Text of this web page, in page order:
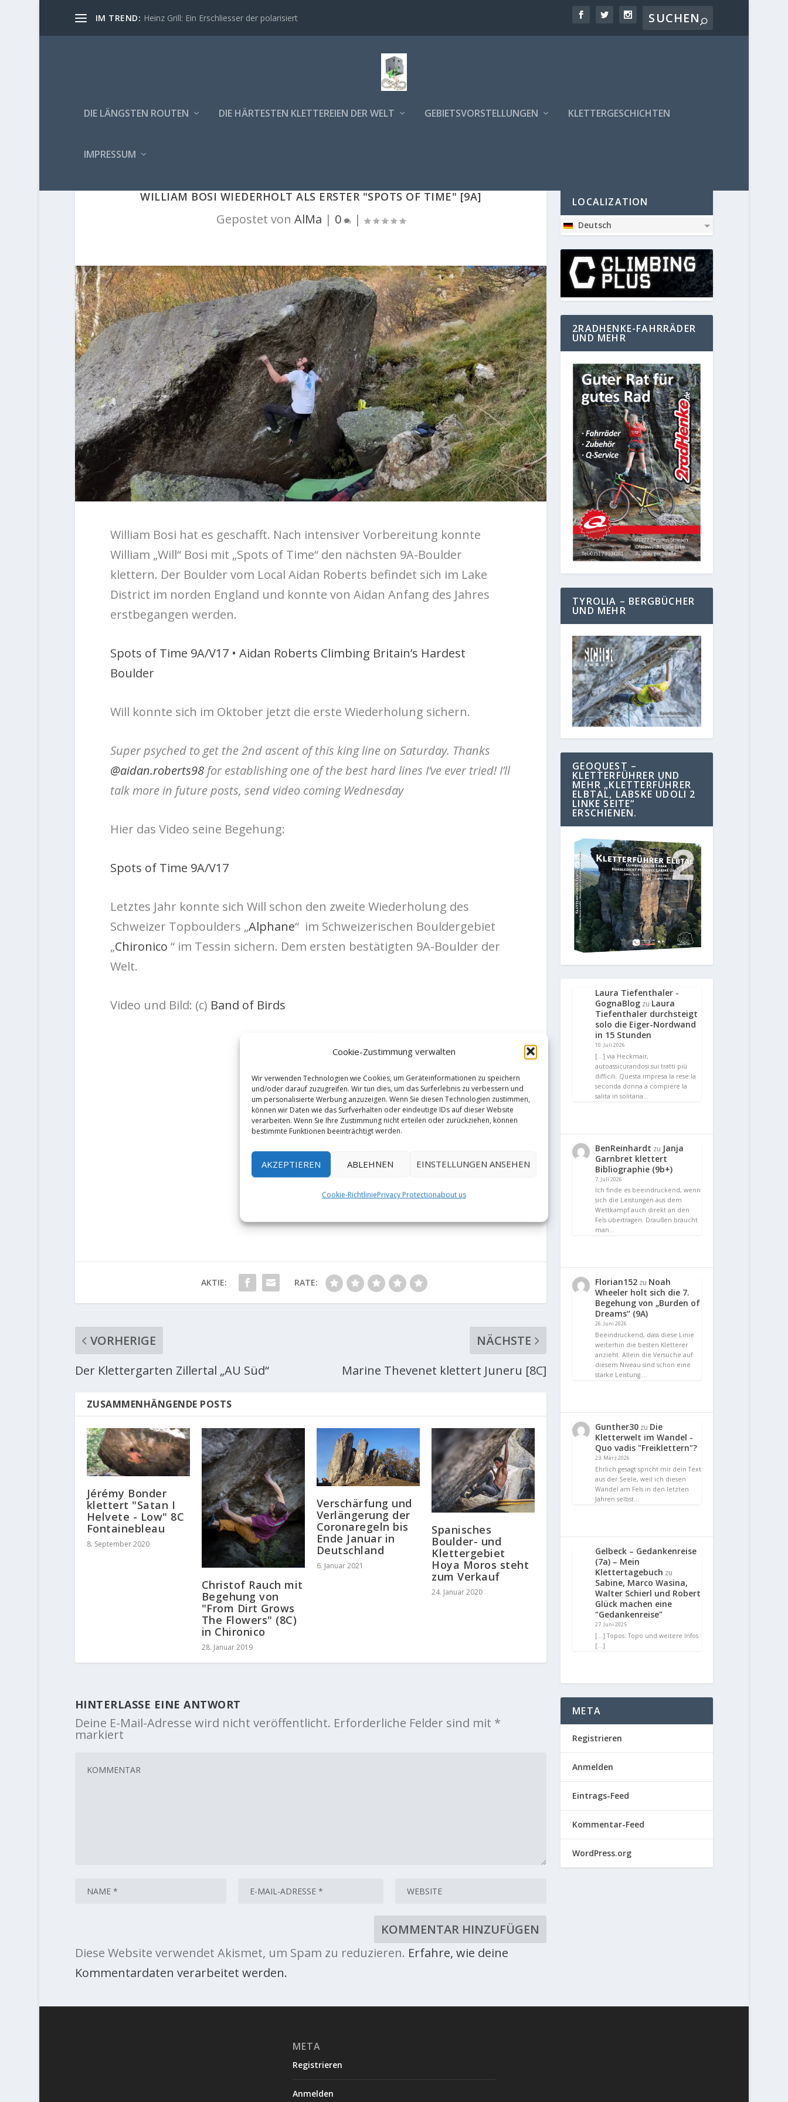
Cookie-Zustimmung verwalten
Wir verwenden Technologien wie Cookies, um Geräteinformationen zu speichern
und/oder darauf zuzugreifen. Wir tun dies, um das Surferlebnis zu verbessern und
um personalisierte Werbung anzuzeigen. Wenn Sie diesen Technologien zustimmen,
können wir Daten wie das Surfverhalten oder eindeutige IDs auf dieser Website
verarbeiten. Wenn Sie Ihre Zustimmung nicht erteilen oder zurückziehen, können
bestimmte Funktionen beeinträchtigt werden.
AKZEPTIEREN ABLEHNEN EINSTELLUNGEN ANSEHEN
Cookie-RichtliniePrivacy Protectionabout us
IM TREND: Heinz Grill: Ein Erschliesser der polarisiert
DIE LÄNGSTEN ROUTEN DIE HÄRTESTEN KLETTEREIEN DER WELT GEBIETSVORSTELLUNGEN KLETTERGESCHICHTEN
IMPRESSUM
WILLIAM BOSI WIEDERHOLT ALS ERSTER "SPOTS OF TIME" [9A]
Gepostet von AlMa | 0 |
William Bosi hat es geschafft. Nach intensiver Vorbereitung konnte
William „Will“ Bosi mit „Spots of Time“ den nächsten 9A-Boulder
klettern. Der Boulder vom Local Aidan Roberts befindet sich im Lake
District im norden England und konnte von Aidan Anfang des Jahres
erstbegangen werden.
Spots of Time 9A/V17 • Aidan Roberts Climbing Britain’s Hardest
Boulder
Will konnte sich im Oktober jetzt die erste Wiederholung sichern.
Super psyched to get the 2nd ascent of this king line on Saturday. Thanks
@aidan.roberts98for establishing one of the best hard lines I’ve ever tried! I’ll
talk more in future posts, send video coming Wednesday
Hier das Video seine Begehung:
Spots of Time 9A/V17
Letztes Jahr konnte sich Will schon den zweite Wiederholung des
Schweizer Topboulders „Alphane“ im Schweizerischen Bouldergebiet
„Chironico “ im Tessin sichern. Dem ersten bestätigten 9A-Boulder der
Welt.
Video und Bild: (c) Band of Birds
AKTIE: RATE:
VORHERIGE
Der Klettergarten Zillertal „AU Süd“
NÄCHSTE
Marine Thevenet klettert Juneru [8C]
ZUSAMMENHÄNGENDE POSTS
Jérémy Bonder
klettert "Satan I
Helvete - Low" 8C
Fontainebleau
8. September 2020
Christof Rauch mit
Begehung von
"From Dirt Grows
The Flowers" (8C)
in Chironico
28. Januar 2019
Verschärfung und
Verlängerung der
Coronaregeln bis
Ende Januar in
Deutschland
6. Januar 2021
Spanisches
Boulder- und
Klettergebiet
Hoya Moros steht
zum Verkauf
24. Januar 2020
HINTERLASSE EINE ANTWORT
Deine E-Mail-Adresse wird nicht veröffentlicht. Erforderliche Felder sind mit *
markiert
Diese Website verwendet Akismet, um Spam zu reduzieren. Erfahre, wie deine
Kommentardaten verarbeitet werden.
LOCALIZATION
Deutsch
2RADHENKE-FAHRRÄDER
UND MEHR
TYROLIA – BERGBÜCHER
UND MEHR
GEOQUEST –
KLETTERFÜHRER UND
MEHR „KLETTERFÜHRER
ELBTAL, LABSKE UDOLI 2
LINKE SEITE“
ERSCHIENEN.
Laura Tiefenthaler -
GognaBlog zu Laura
Tiefenthaler durchsteigt
solo die Eiger-Nordwand
in 15 Stunden
10. Juli 2026
[…] via Heckmair,
autoassicurandosi sui tratti più
difficili. Questa impresa la rese la
seconda donna a compiere la
salita in solitaria…
BenReinhardt zu Janja
Garnbret klettert
Bibliographie (9b+)
7. Juli 2026
Ich finde es beeindruckend, wenn
sich die Leistungen aus dem
Wettkampf auch direkt an den
Fels übertragen. Draußen braucht
man…
Florian152 zu Noah
Wheeler holt sich die 7.
Begehung von „Burden of
Dreams“ (9A)
26. Juni 2026
Beeindruckend, dass diese Linie
weiterhin die besten Kletterer
anzieht. Allein die Versuche auf
diesem Niveau sind schon eine
starke Leistung.…
Gunther30 zu Die
Kletterwelt im Wandel -
Quo vadis "Freiklettern"?
23. März 2026
Ehrlich gesagt spricht mir dein Text
aus der Seele, weil ich diesen
Wandel am Fels in den letzten
Jahren selbst…
Gelbeck – Gedankenreise
(7a) – Mein
Klettertagebuch zu
Sabine, Marco Wasina,
Walter Schierl und Robert
Glück machen eine
"Gedankenreise"
27. Juni 2025
[…] Topos: Topo und weitere Infos
[…]
META
Registrieren
Anmelden
Eintrags-Feed
Kommentar-Feed
WordPress.org
META
Registrieren
Anmelden